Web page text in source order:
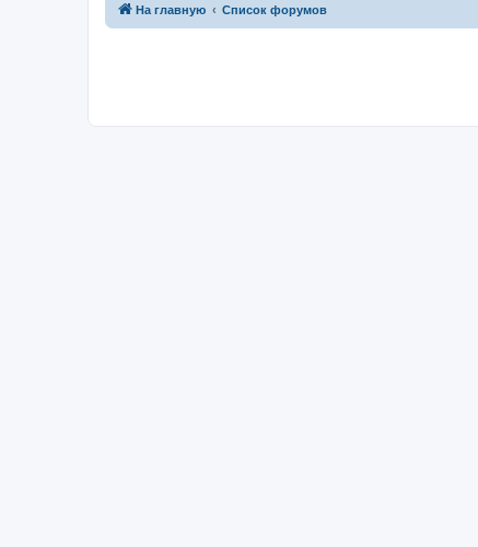
На главную Список форумов